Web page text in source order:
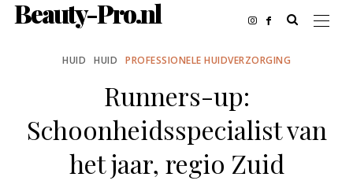
Beauty-Pro.nl
HUID HUID PROFESSIONELE HUIDVERZORGING
Runners-up:
Schoonheidsspecialist van
het jaar, regio Zuid